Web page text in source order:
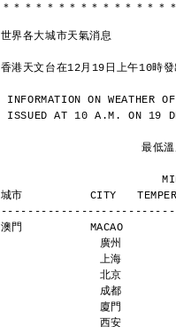
＊ ＊ ＊ ＊ ＊ ＊ ＊ ＊ ＊ ＊ ＊ ＊ ＊ ＊ ＊ ＊
世界各大城市天氣消息
香港天文台在12月19日上午10時
INFORMATION ON WEATHER
ISSUED AT 10 A.M. ON 19
城市          CITY
澳門          MACAO
廣州
上海
北京
成都
廈門
西安